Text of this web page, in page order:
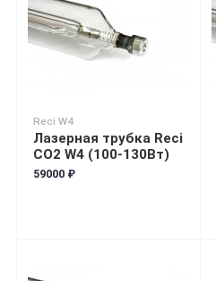
Reci W4
Лазерная трубка Reci
CO2 W4 (100-130Вт)
59000 ₽